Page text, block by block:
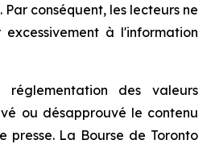
conséquent, les lecteurs ne
à l'information
des valeurs
ou désapprouvé le contenu
presse. La Bourse de Toronto